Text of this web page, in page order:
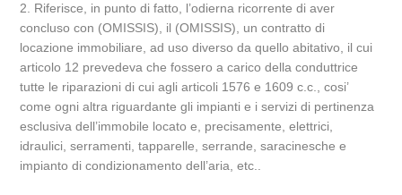
2. Riferisce, in punto di fatto, l’odierna ricorrente di aver
concluso con (OMISSIS), il (OMISSIS), un contratto di
locazione immobiliare, ad uso diverso da quello abitativo, il cui
articolo 12 prevedeva che fossero a carico della conduttrice
tutte le riparazioni di cui agli articoli 1576 e 1609 c.c., cosi’
come ogni altra riguardante gli impianti e i servizi di pertinenza
esclusiva dell’immobile locato e, precisamente, elettrici,
idraulici, serramenti, tapparelle, serrande, saracinesche e
impianto di condizionamento dell’aria, etc..